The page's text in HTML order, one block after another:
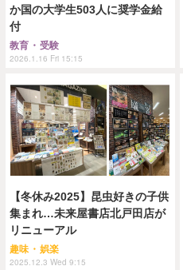
か国の大学生503人に奨学金給
付
教育・受験
2026.1.16 Fri 15:15
【冬休み2025】昆虫好きの子供
集まれ…未来屋書店北戸田店が
リニューアル
趣味・娯楽
2025.12.3 Wed 9:15